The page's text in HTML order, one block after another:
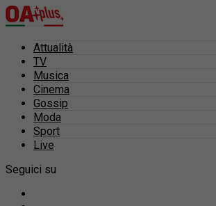
Attualità
TV
Musica
Cinema
Gossip
Moda
Sport
Live
Seguici su